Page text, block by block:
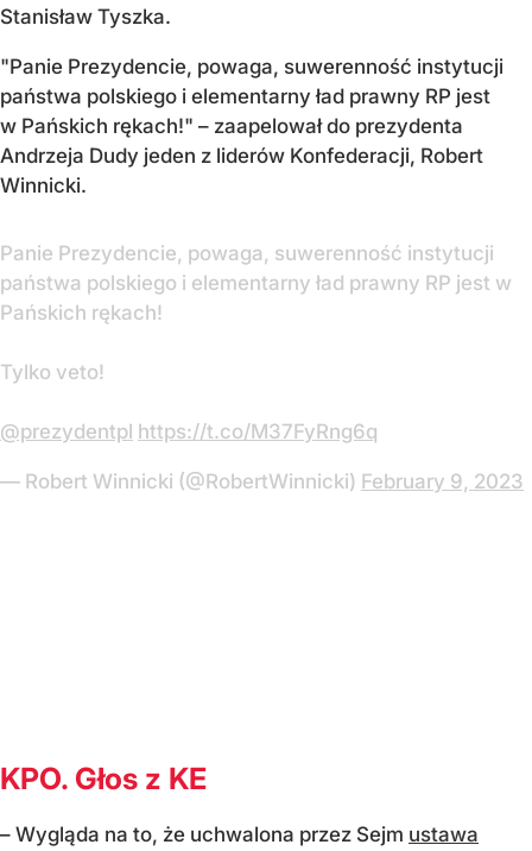
Stanisław Tyszka.
"Panie Prezydencie, powaga, suwerenność instytucji
państwa polskiego i elementarny ład prawny RP jest
w Pańskich rękach!" – zaapelował do prezydenta
Andrzeja Dudy jeden z liderów Konfederacji, Robert
Winnicki.
Panie Prezydencie, powaga, suwerenność instytucji
państwa polskiego i elementarny ład prawny RP jest w
Pańskich rękach!
Tylko veto!
@prezydentpl https://t.co/M37FyRng6q
— Robert Winnicki (@RobertWinnicki) February 9, 2023
KPO. Głos z KE
– Wygląda na to, że uchwalona przez Sejm ustawa